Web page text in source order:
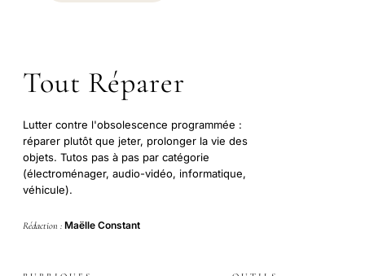
Tout Réparer
Lutter contre l'obsolescence programmée :
réparer plutôt que jeter, prolonger la vie des
objets. Tutos pas à pas par catégorie
(électroménager, audio-vidéo, informatique,
véhicule).
Rédaction : Maëlle Constant